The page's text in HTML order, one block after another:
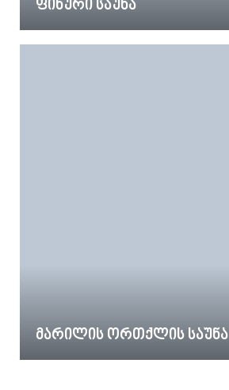
ფინური საუნა
მარილის ორთქლის საუნა